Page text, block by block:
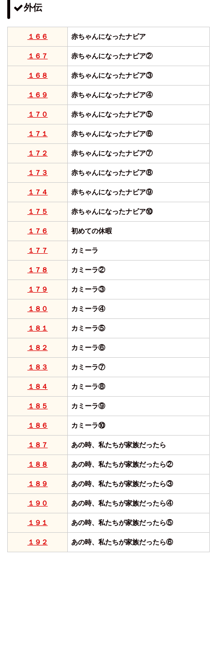
外伝
１６６ 赤ちゃんになったナビア
１６７ 赤ちゃんになったナビア②
１６８ 赤ちゃんになったナビア③
１６９ 赤ちゃんになったナビア④
１７０ 赤ちゃんになったナビア⑤
１７１ 赤ちゃんになったナビア⑥
１７２ 赤ちゃんになったナビア⑦
１７３ 赤ちゃんになったナビア⑧
１７４ 赤ちゃんになったナビア⑨
１７５ 赤ちゃんになったナビア⑩
１７６ 初めての休暇
１７７ カミーラ
１７８ カミーラ②
１７９ カミーラ③
１８０ カミーラ④
１８１ カミーラ⑤
１８２ カミーラ⑥
１８３ カミーラ⑦
１８４ カミーラ⑧
１８５ カミーラ⑨
１８６ カミーラ⑩
１８７ あの時、私たちが家族だったら
１８８ あの時、私たちが家族だったら②
１８９ あの時、私たちが家族だったら③
１９０ あの時、私たちが家族だったら④
１９１ あの時、私たちが家族だったら⑤
１９２ あの時、私たちが家族だったら⑥